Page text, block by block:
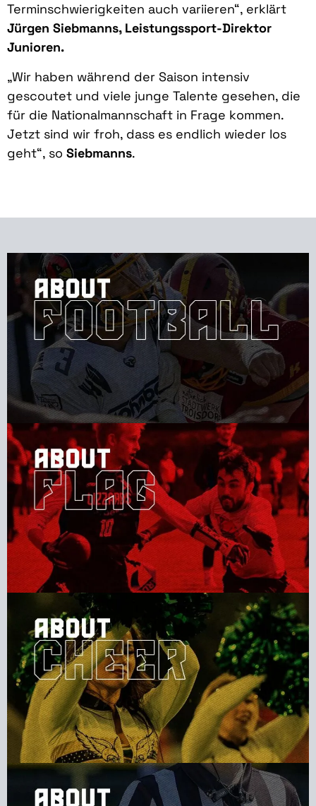
Terminschwierigkeiten auch variieren“, erklärt
Jürgen Siebmanns, Leistungssport-Direktor
Junioren.
„Wir haben während der Saison intensiv
gescoutet und viele junge Talente gesehen, die
für die Nationalmannschaft in Frage kommen.
Jetzt sind wir froh, dass es endlich wieder los
geht“, so Siebmanns.